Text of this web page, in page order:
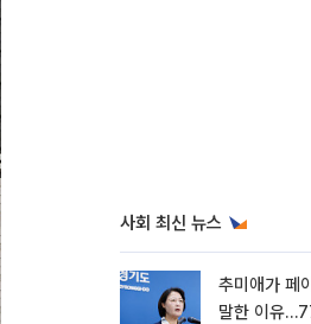
사회 최신 뉴스
추미애가 페
말한 이유